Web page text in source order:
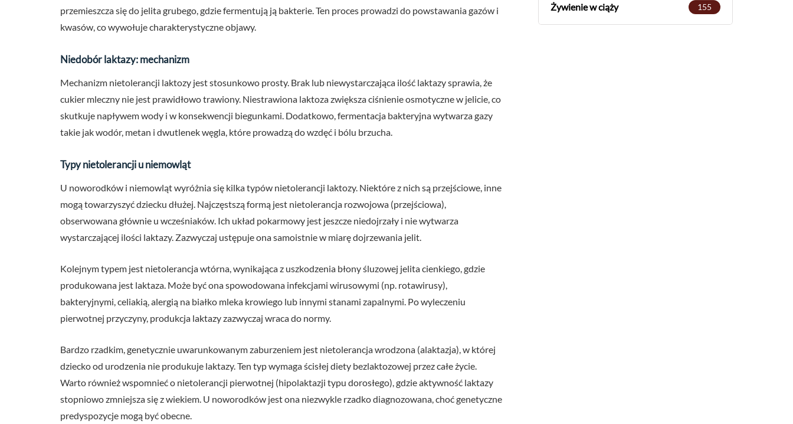
przemieszcza się do jelita grubego, gdzie fermentują ją bakterie. Ten proces prowadzi do powstawania gazów i
kwasów, co wywołuje charakterystyczne objawy.
Niedobór laktazy: mechanizm
Mechanizm nietolerancji laktozy jest stosunkowo prosty. Brak lub niewystarczająca ilość laktazy sprawia, że
cukier mleczny nie jest prawidłowo trawiony. Niestrawiona laktoza zwiększa ciśnienie osmotyczne w jelicie, co
skutkuje napływem wody i w konsekwencji biegunkami. Dodatkowo, fermentacja bakteryjna wytwarza gazy
takie jak wodór, metan i dwutlenek węgla, które prowadzą do wzdęć i bólu brzucha.
Typy nietolerancji u niemowląt
U noworodków i niemowląt wyróżnia się kilka typów nietolerancji laktozy. Niektóre z nich są przejściowe, inne
mogą towarzyszyć dziecku dłużej. Najczęstszą formą jest nietolerancja rozwojowa (przejściowa),
obserwowana głównie u wcześniaków. Ich układ pokarmowy jest jeszcze niedojrzały i nie wytwarza
wystarczającej ilości laktazy. Zazwyczaj ustępuje ona samoistnie w miarę dojrzewania jelit.
Kolejnym typem jest nietolerancja wtórna, wynikająca z uszkodzenia błony śluzowej jelita cienkiego, gdzie
produkowana jest laktaza. Może być ona spowodowana infekcjami wirusowymi (np. rotawirusy),
bakteryjnymi, celiakią, alergią na białko mleka krowiego lub innymi stanami zapalnymi. Po wyleczeniu
pierwotnej przyczyny, produkcja laktazy zazwyczaj wraca do normy.
Bardzo rzadkim, genetycznie uwarunkowanym zaburzeniem jest nietolerancja wrodzona (alaktazja), w której
dziecko od urodzenia nie produkuje laktazy. Ten typ wymaga ścisłej diety bezlaktozowej przez całe życie.
Warto również wspomnieć o nietolerancji pierwotnej (hipolaktazji typu dorosłego), gdzie aktywność laktazy
stopniowo zmniejsza się z wiekiem. U noworodków jest ona niezwykle rzadko diagnozowana, choć genetyczne
predyspozycje mogą być obecne.
Żywienie w ciąży 155